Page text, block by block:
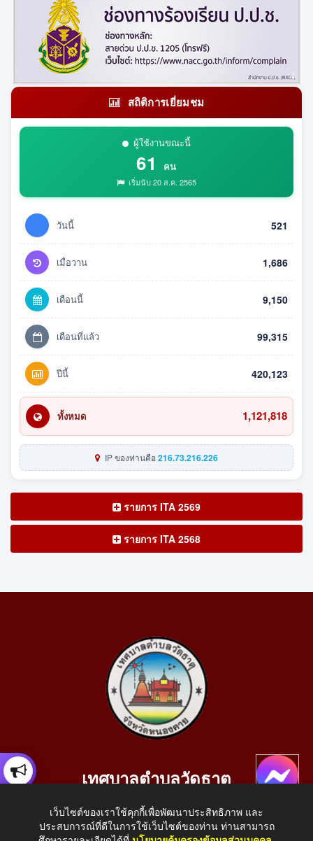
สถิติการเยี่ยมชม
ผู้ใช้งานขณะนี้
61 คน
เริ่มนับ 20 ส.ค. 2565
วันนี้ 521
เมื่อวาน 1,686
เดือนนี้ 9,150
เดือนที่แล้ว 99,315
ปีนี้ 420,123
ทั้งหมด 1,121,818
IP ของท่านคือ216.73.216.226
รายการ ITA 2569
รายการ ITA 2568
เทศบาลตำบลวัดธาตุ
อ.เมือง จ.หนองคาย 43000
โทรศัพท์: 042-414758 โทรสาร: 042-414759
เว็บไซต์ของเราใช้คุกกี้เพื่อพัฒนาประสิทธิภาพ และ
ประสบการณ์ที่ดีในการใช้เว็บไซต์ของท่าน ท่านสามารถ